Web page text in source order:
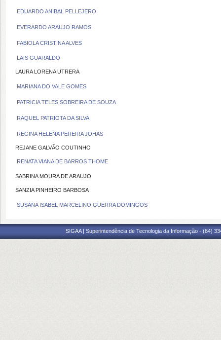
EDUARDO ANIBAL PELLEJERO
EVERARDO ARAUJO RAMOS
FABIOLA CRISTINA ALVES
LAIS GUARALDO
LAURA LORENA UTRERA
MARIANA DO VALE GOMES
PATRICIA TELES SOBREIRA DE SOUZA
RAQUEL PATRIOTA DA SILVA
REGINA HELENA PEREIRA JOHAS
REJANE GALVÃO COUTINHO
RENATA VIANA DE BARROS THOME
SABRINA MOURA DE ARAUJO
SANZIA PINHEIRO BARBOSA
SUSANA ISABEL MARCELINO GUERRA DOMINGOS
SIGAA | Superintendência de Tecnologia da Informação - (84)